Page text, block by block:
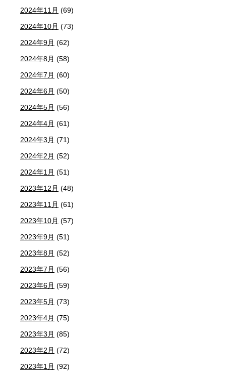
2024年11月 (69)
2024年10月 (73)
2024年9月 (62)
2024年8月 (58)
2024年7月 (60)
2024年6月 (50)
2024年5月 (56)
2024年4月 (61)
2024年3月 (71)
2024年2月 (52)
2024年1月 (51)
2023年12月 (48)
2023年11月 (61)
2023年10月 (57)
2023年9月 (51)
2023年8月 (52)
2023年7月 (56)
2023年6月 (59)
2023年5月 (73)
2023年4月 (75)
2023年3月 (85)
2023年2月 (72)
2023年1月 (92)